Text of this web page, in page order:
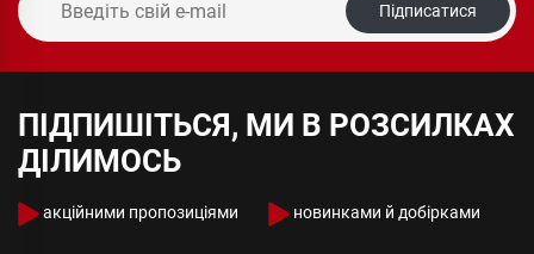
Підписатися
ПІДПИШІТЬСЯ, МИ В РОЗСИЛКАХ
ДІЛИМОСЬ
акційними пропозиціями новинками й добірками